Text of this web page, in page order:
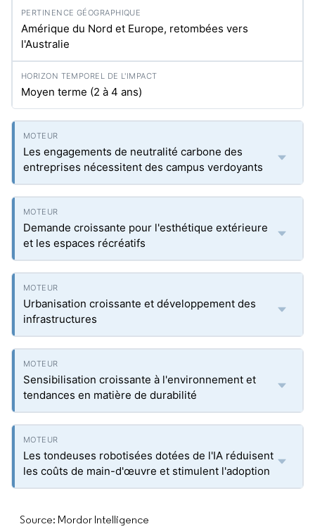
Amérique du Nord et Europe, retombées vers
l'Australie
Moyen terme (2 à 4 ans)
Les engagements de neutralité carbone des
entreprises nécessitent des campus verdoyants
Demande croissante pour l'esthétique extérieure
et les espaces récréatifs
Urbanisation croissante et développement des
infrastructures
Sensibilisation croissante à l'environnement et
tendances en matière de durabilité
Les tondeuses robotisées dotées de l'IA réduisent
les coûts de main-d'œuvre et stimulent l'adoption
Source: Mordor Intelligence